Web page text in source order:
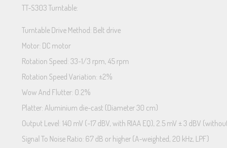
TT-S303 Turntable:
Turntable Drive Method: Belt drive
Motor: DC motor
Rotation Speed: 33-1/3 rpm, 45 rpm
Rotation Speed Variation: ±2%
Wow And Flutter: 0.2%
Platter: Aluminium die-cast (Diameter 30 cm)
Output Level: 140 mV (-17 dBV, with RIAA EQ), 2.5 mV ± 3 dBV
Signal To Noise Ratio: 67 dB or higher (A-weighted, 20 kHz, LPF)